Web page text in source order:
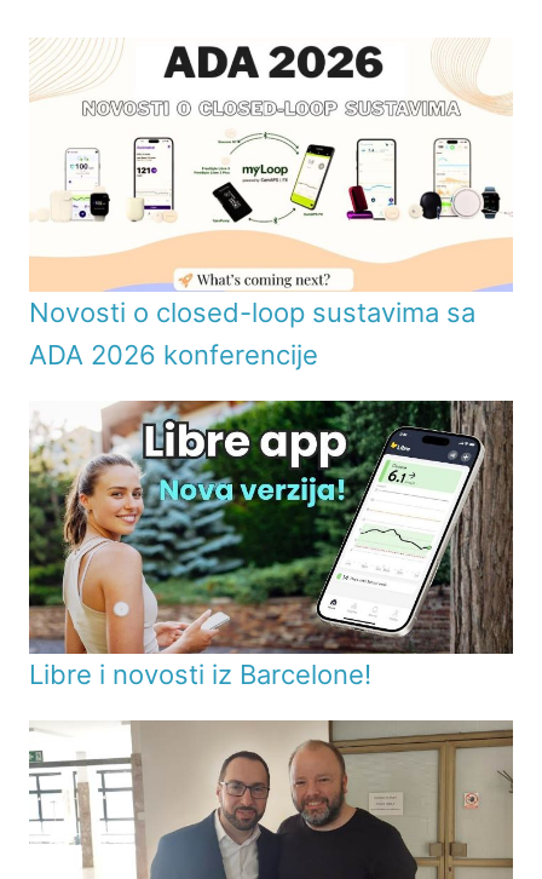
Novosti o closed-loop sustavima sa
ADA 2026 konferencije
Libre i novosti iz Barcelone!